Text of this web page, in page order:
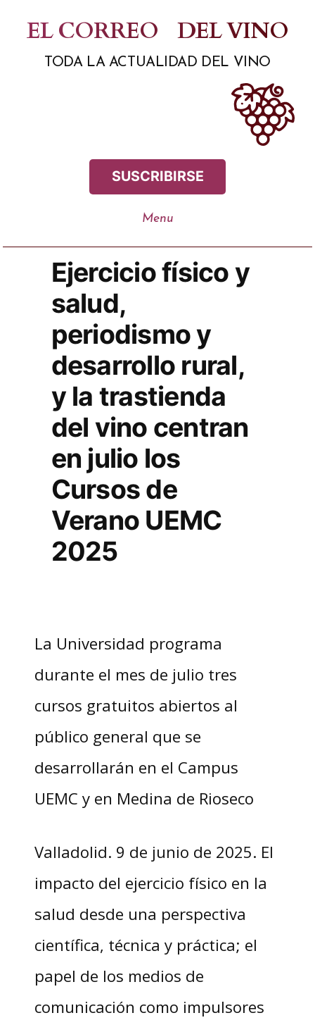
contenido
EL CORREO DEL VINO
TODA LA ACTUALIDAD DEL VINO
SUSCRIBIRSE
Ejercicio físico y
salud,
periodismo y
desarrollo rural,
y la trastienda
del vino centran
en julio los
Cursos de
Verano UEMC
2025
La Universidad programa
durante el mes de julio tres
cursos gratuitos abiertos al
público general que se
desarrollarán en el Campus
UEMC y en Medina de Rioseco
Valladolid. 9 de junio de 2025. El
impacto del ejercicio físico en la
salud desde una perspectiva
científica, técnica y práctica; el
papel de los medios de
comunicación como impulsores